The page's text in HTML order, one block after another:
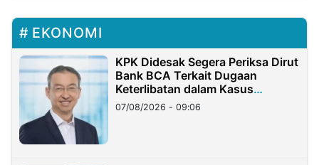
EKONOMI
KPK Didesak Segera Periksa Dirut
Bank BCA Terkait Dugaan
Keterlibatan dalam Kasus
Hilangnya Dana Nasabah Rp2,58
Miliar
07/08/2026 - 09:06